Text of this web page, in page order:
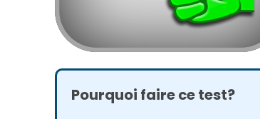
Pourquoi faire ce test?